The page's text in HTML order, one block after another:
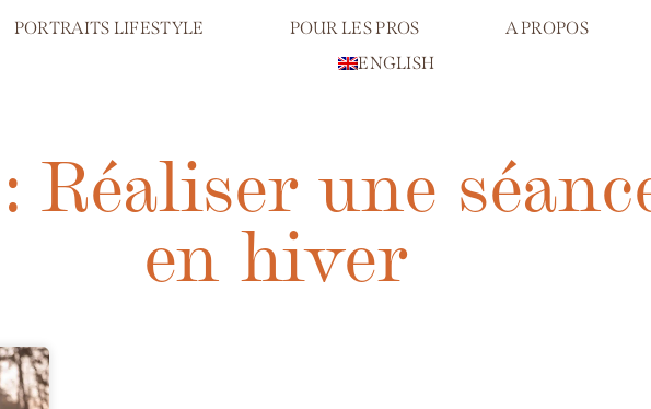
PORTRAITS LIFESTYLE POUR LES PROS A PROPOS
ENGLISH
une
en hiver